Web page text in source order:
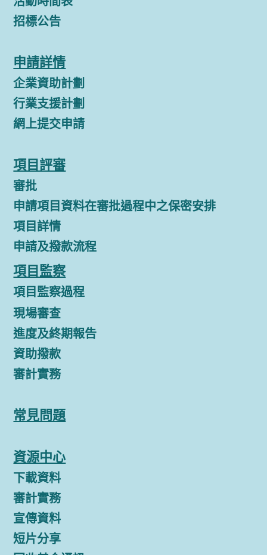
招標公告
申請詳情
企業資助計劃
行業支援計劃
網上提交申請
項目評審
審批
申請項目資料在審批過程中之保密安排
項目詳情
申請及撥款流程
項目監察
項目監察過程
現場審查
進度及終期報告
資助撥款
審計實務
常見問題
資源中心
下載資料
審計實務
宣傳資料
短片分享